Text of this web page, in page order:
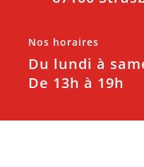
Nos horaires
Du lundi à
De 13h à 19h